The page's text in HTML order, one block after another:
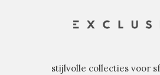
stijlvolle collecties voor